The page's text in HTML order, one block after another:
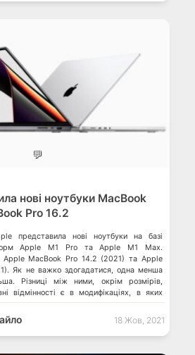
💬
нові ноутбуки MacBook
Pro 16.2
представила нові ноутбуки на базі
Apple M1 Pro та Apple M1 Max.
Apple MacBook Pro 14.2 (2021) та Apple
Як не важко здогадатися, одна менша
Різниці між ними, окрім розмірів,
відмінності є в модифікаціях, в яких
18 Жов, 2021